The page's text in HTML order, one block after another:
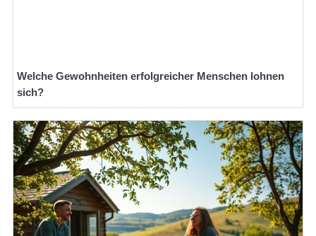
Welche Gewohnheiten erfolgreicher Menschen lohnen
sich?